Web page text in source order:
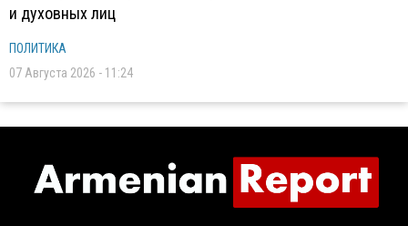
и духовных лиц
ПОЛИТИКА
07 Августа 2026 - 11:24